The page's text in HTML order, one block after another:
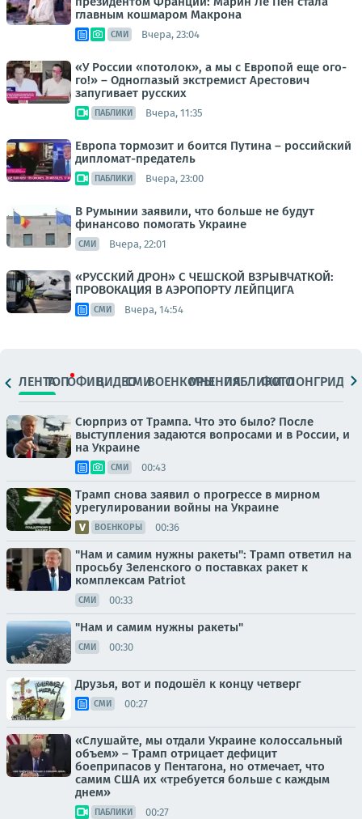
главным кошмаром Макрона
СМИ Вчера, 23:04
«У России «потолок», а мы с Европой еще ого-
го!» – Одноглазый экстремист Арестович
запугивает русских
ПАБЛИКИ Вчера, 11:35
Европа тормозит и боится Путина – российский
дипломат-предатель
ПАБЛИКИ Вчера, 23:00
В Румынии заявили, что больше не будут
финансово помогать Украине
СМИ Вчера, 22:01
«РУССКИЙ ДРОН» С ЧЕШСКОЙ ВЗРЫВЧАТКОЙ:
ПРОВОКАЦИЯ В АЭРОПОРТУ ЛЕЙПЦИГА
СМИ Вчера, 14:54
ЛЕНТАТОПОФИЦ.ВИДЕОСМИВОЕНКОРЫМНЕНИЯПАБЛИКИ
ФОТОЛОНГРИДЫ
Сюрприз от Трампа. Что это было? После
выступления задаются вопросами и в России, и
на Украине
СМИ 00:43
Трамп снова заявил о прогрессе в мирном
урегулировании войны на Украине
ВОЕНКОРЫ 00:36
"Нам и самим нужны ракеты": Трамп ответил на
просьбу Зеленского о поставках ракет к
комплексам Patriot
СМИ 00:33
"Нам и самим нужны ракеты"
СМИ 00:30
Друзья, вот и подошёл к концу четверг
СМИ 00:27
«Слушайте, мы отдали Украине колоссальный
объем» – Трамп отрицает дефицит
боеприпасов у Пентагона, но отмечает, что
самим США их «требуется больше с каждым
днем»
ПАБЛИКИ 00:27